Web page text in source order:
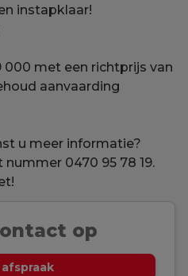
instapklaar!
000 met een richtprijs van
aanvaarding
u meer informatie?
0470 95 78 19.
op
afspraak